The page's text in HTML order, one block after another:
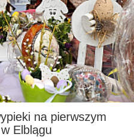
na pierwszym
Elblągu